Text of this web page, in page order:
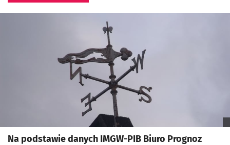
Na podstawie danych IMGW-PIB Biuro Prognoz